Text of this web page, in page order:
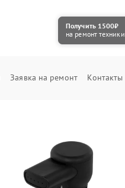
Получить 1500₽
на ремонт техники
Заявка на ремонт Контакты